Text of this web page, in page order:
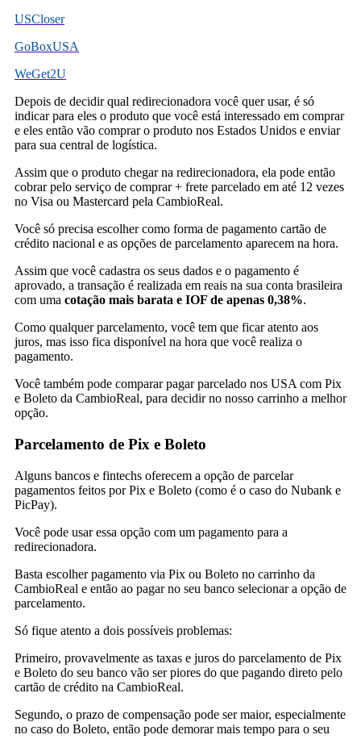
USCloser
GoBoxUSA
WeGet2U
Depois de decidir qual redirecionadora você quer usar, é só
indicar para eles o produto que você está interessado em comprar
e eles então vão comprar o produto nos Estados Unidos e enviar
para sua central de logística.
Assim que o produto chegar na redirecionadora, ela pode então
cobrar pelo serviço de comprar + frete parcelado em até 12 vezes
no Visa ou Mastercard pela CambioReal.
Você só precisa escolher como forma de pagamento cartão de
crédito nacional e as opções de parcelamento aparecem na hora.
Assim que você cadastra os seus dados e o pagamento é
aprovado, a transação é realizada em reais na sua conta brasileira
com uma cotação mais barata e IOF de apenas 0,38%.
Como qualquer parcelamento, você tem que ficar atento aos
juros, mas isso fica disponível na hora que você realiza o
pagamento.
Você também pode comparar pagar parcelado nos USA com Pix
e Boleto da CambioReal, para decidir no nosso carrinho a melhor
opção.
Parcelamento de Pix e Boleto
Alguns bancos e fintechs oferecem a opção de parcelar
pagamentos feitos por Pix e Boleto (como é o caso do Nubank e
PicPay).
Você pode usar essa opção com um pagamento para a
redirecionadora.
Basta escolher pagamento via Pix ou Boleto no carrinho da
CambioReal e então ao pagar no seu banco selecionar a opção de
parcelamento.
Só fique atento a dois possíveis problemas:
Primeiro, provavelmente as taxas e juros do parcelamento de Pix
e Boleto do seu banco vão ser piores do que pagando direto pelo
cartão de crédito na CambioReal.
Segundo, o prazo de compensação pode ser maior, especialmente
no caso do Boleto, então pode demorar mais tempo para o seu